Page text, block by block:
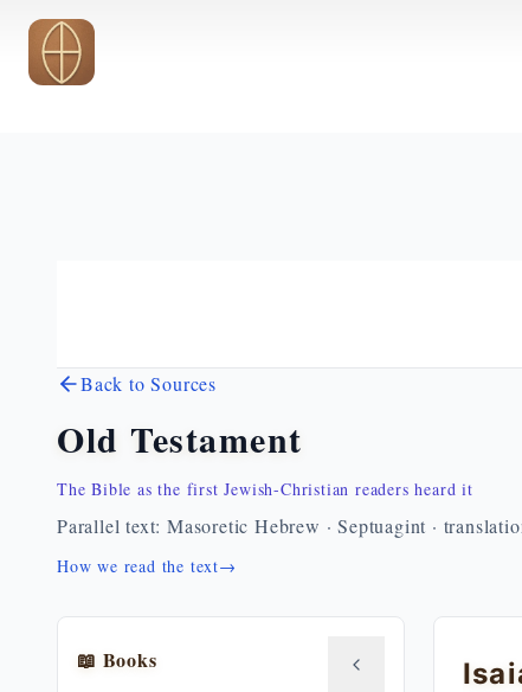
Skip to main content
Back to Sources
Old Testament
The Bible as the first Jewish-Christian readers heard it
Parallel text: Masoretic Hebrew · Septuagint ·
How we read the text→
📖 Books